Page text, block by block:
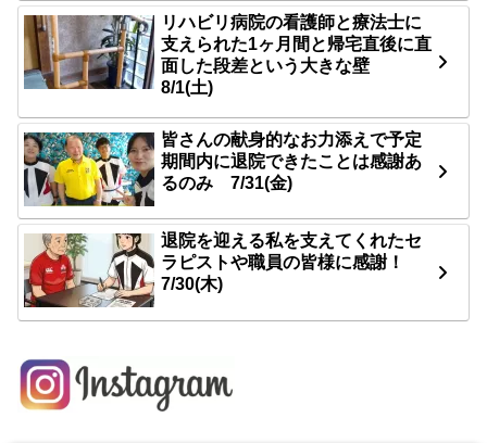
リハビリ病院の看護師と療法士に
支えられた1ヶ月間と帰宅直後に直
面した段差という大きな壁
8/1(土)
皆さんの献身的なお力添えで予定
期間内に退院できたことは感謝あ
るのみ 7/31(金)
退院を迎える私を支えてくれたセ
ラピストや職員の皆様に感謝！
7/30(木)